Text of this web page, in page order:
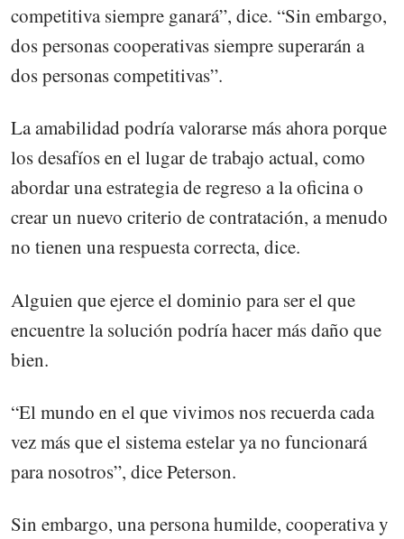
competitiva siempre ganará”, dice. “Sin embargo,
dos personas cooperativas siempre superarán a
dos personas competitivas”.
La amabilidad podría valorarse más ahora porque
los desafíos en el lugar de trabajo actual, como
abordar una estrategia de regreso a la oficina o
crear un nuevo criterio de contratación, a menudo
no tienen una respuesta correcta, dice.
Alguien que ejerce el dominio para ser el que
encuentre la solución podría hacer más daño que
bien.
“El mundo en el que vivimos nos recuerda cada
vez más que el sistema estelar ya no funcionará
para nosotros”, dice Peterson.
Sin embargo, una persona humilde, cooperativa y